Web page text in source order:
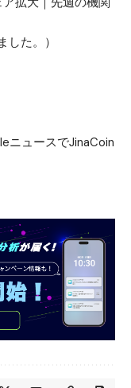
た。）
ニュースでJinaCoin